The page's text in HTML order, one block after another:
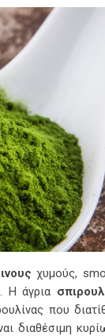
χυμούς,
. Η άγρια
που
διαθέσιμη